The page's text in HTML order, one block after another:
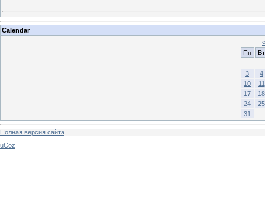
Calendar
«
Пн
Вт
3
4
10
11
17
18
24
25
31
Полная версия сайта
uCoz